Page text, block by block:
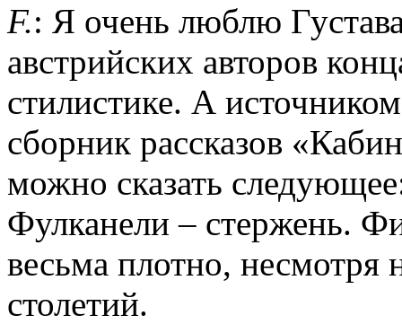
F.: Я очень люблю
австрийских авторов
стилистике. А
сборник рассказов
можно сказать
Фулканели – стержень.
весьма плотно, несмотря
столетий.